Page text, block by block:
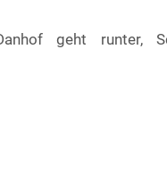
geht runter,